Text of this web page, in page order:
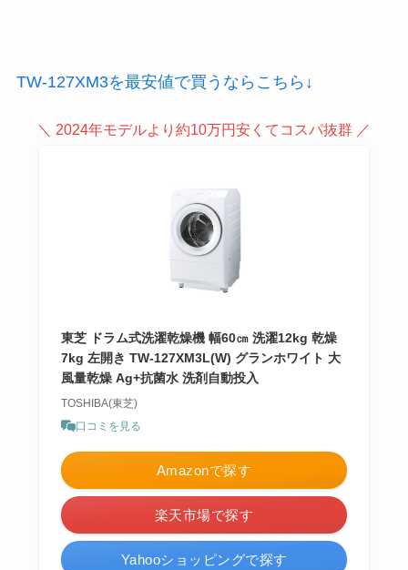
TW-127XM3を最安値で買うならこちら↓
＼ 2024年モデルより約10万円安くてコスパ抜群 ／
東芝 ドラム式洗濯乾燥機 幅60㎝ 洗濯12kg 乾燥
7kg 左開き TW-127XM3L(W) グランホワイト 大
風量乾燥 Ag+抗菌水 洗剤自動投入
TOSHIBA(東芝)
口コミを見る
Amazonで探す
楽天市場で探す
Yahooショッピングで探す